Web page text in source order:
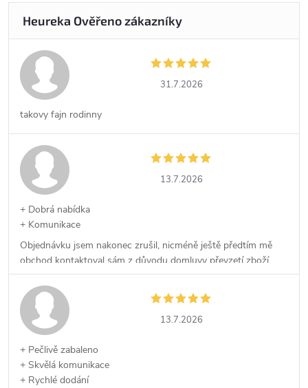
31.7.2026
takovy fajn rodinny
13.7.2026
+ Dobrá nabídka
+ Komunikace
Objednávku jsem nakonec zrušil, nicméně ještě předtím mě
obchod kontaktoval sám z důvodu domluvy převzetí zboží,
což kvituji.
13.7.2026
+ Pečlivě zabaleno
+ Skvělá komunikace
+ Rychlé dodání